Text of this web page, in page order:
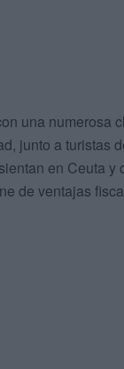
una numerosa
junto a turistas
en Ceuta y
de ventajas